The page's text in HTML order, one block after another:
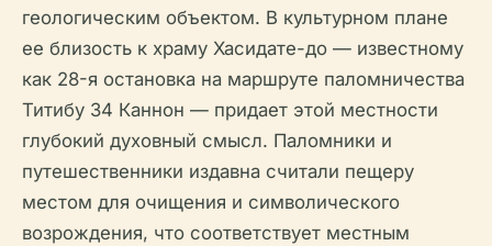
геологическим объектом. В культурном плане
ее близость к храму Хасидате-до — известному
как 28-я остановка на маршруте паломничества
Титибу 34 Каннон — придает этой местности
глубокий духовный смысл. Паломники и
путешественники издавна считали пещеру
местом для очищения и символического
возрождения, что соответствует местным